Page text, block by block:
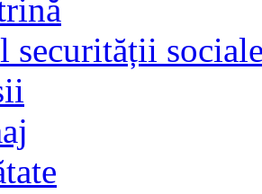
securității